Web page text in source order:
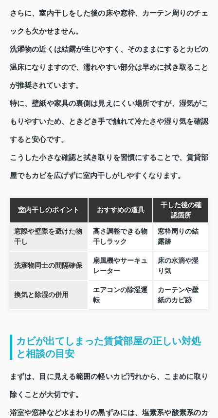
さらに、室内干しをした後の床や窓枠、カーテン周りのチェ
ックも欠かせません。
洗濯物の近くは結露が生じやすく、そのままにするとカビの
温床になりますので、濡れやすい部分は早めに拭き取ること
が推奨されています。
特に、壁紙や家具の裏側は見えにくい場所ですが、湿気がこ
もりやすいため、ときどき手で触れて冷たさや湿り気を確認
すると安心です。
こうした小さな確認と拭き取りを習慣にすることで、賃貸部
屋でもカビを広げずに室内干しがしやすくなります。
室内干しのポイント おすすめの道具
干した後の確
認箇所
窓際や壁際を避けた物
干し
高さ調整できる物
干しラック
窓枠周りの結
露跡
洗濯物同士の間隔確保
扇風機やサーキュ
レーター
床の水滴や湿
り気
換気と除湿の併用
エアコンの除湿運
転
カーテンや壁
紙のカビ跡
カビが出てしまった賃貸部屋の正しい対処
と相談の目安
まずは、目に見える範囲の軽いカビ汚れから、こまめに取り
除くことが大切です。
浴室や窓枠など水まわりの黒ずみには、塩素系や酸素系のカ